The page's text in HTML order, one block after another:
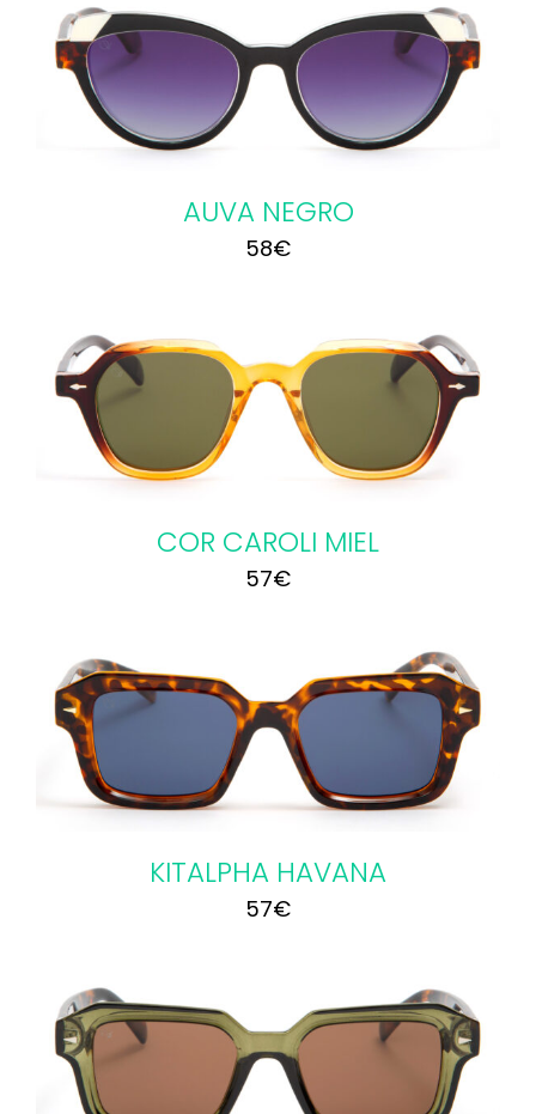
AUVA NEGRO
58€
COR CAROLI MIEL
57€
KITALPHA HAVANA
57€